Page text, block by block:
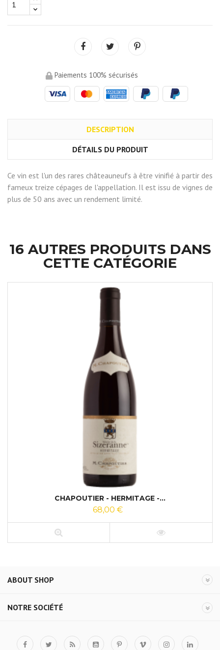
Paiements 100% sécurisés
DESCRIPTION
DÉTAILS DU PRODUIT
Ce vin est l'un des rares châteauneufs à être vinifié à partir des
fameux treize cépages de l'appellation. Il est issu de vignes de
plus de 50 ans avec un rendement limité.
16 AUTRES PRODUITS DANS
CETTE CATÉGORIE
CHAPOUTIER - HERMITAGE -...
68,00 €
ABOUT SHOP
NOTRE SOCIÉTÉ